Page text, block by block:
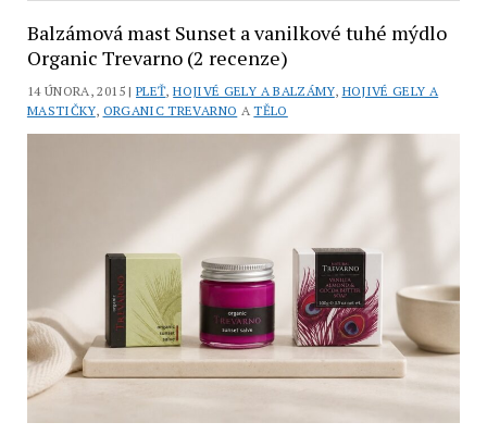
Saloos:
pro
stárnoucí,
unavenou
suchou
pleť
(recenze)
Balzámová mast Sunset a vanilkové tuhé mýdlo
Organic Trevarno (2 recenze)
14 ÚNORA, 2015 |PLEŤ,HOJIVÉ GELY A BALZÁMY, HOJIVÉ GELY A
MASTIČKY, ORGANIC TREVARNO ATĚLO